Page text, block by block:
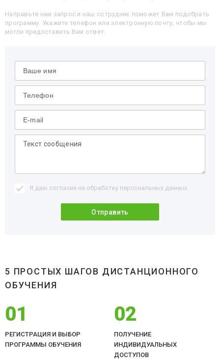
Направьте нам запрос и наш сотрудник поможет Вам подобрать
программу. Укажите телефон или электронную почту, чтобы мы
могли предоставить Вам ответ.
Я даю согласие на обработку персональных данных
5 ПРОСТЫХ ШАГОВ ДИСТАНЦИОННОГО
ОБУЧЕНИЯ
01
РЕГИСТРАЦИЯ И ВЫБОР
ПРОГРАММЫ ОБУЧЕНИЯ
02
ПОЛУЧЕНИЕ
ИНДИВИДУАЛЬНЫХ
ДОСТУПОВ